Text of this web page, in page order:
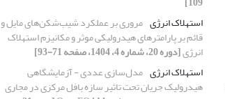
استهلاک انرژی مروری بر عملکرد شیب‌شکن‌های مایل و
قائم بر پارامترهای هیدرولیکی موثر و مکانیزم استهلاک
انرژی[دوره 20، شماره 4، 1404، صفحه 71-93]
استهلاک انرژی مدل‌سازی عددی - آزمایشگاهی
هیدرولیک جریان تحت تاثیر سازه بافل مرکزی در مجاری